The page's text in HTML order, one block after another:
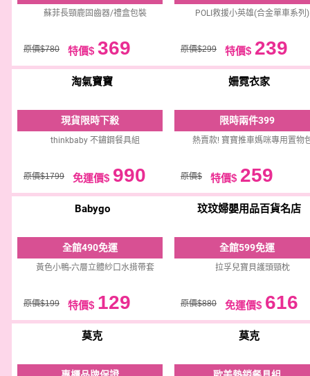
蘇菲長頸鹿固齒器/禮盒包裝
原價$780 特價$ 369
POLI救援小英雄(合金單車系列)
原價$299 特價$ 239
淘氣寶寶
現貨限時下殺
thinkbaby 不鏽鋼餐具組
原價$1799 免運價$ 990
姍霓衣家
限時兩件399
熱賣款! 寶寶推車媽咪專用置物
原價$ 特價$ 259
Babygo
全館490免運
黃色小鴨-六層立體紗口水揹帶套
原價$199 特價$ 129
玟玟婦嬰用品百貨名店
全館599免運
拉孚兒寶貝護頭頸枕
原價$880 免運價$ 616
莫克 莫克